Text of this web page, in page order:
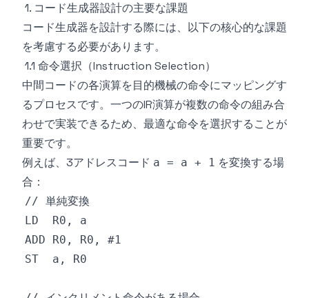
1. コード生成器設計の主要な課題
コード生成器を設計する際には、以下の核心的な課題
を考慮する必要があります。
1.1 命令選択（Instruction Selection）
中間コードの各演算を目的機械の命令にマッピングす
るプロセスです。一つのIR演算が複数の命令の組み合
わせで実装できるため、最適な命令を選択することが
重要です。
例えば、3アドレスコード a = a + 1 を変換する場
合：